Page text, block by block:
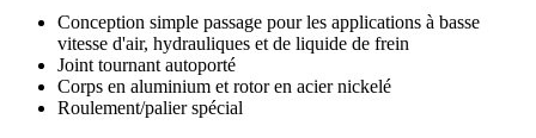
Conception simple passage pour les applications à basse
vitesse d'air, hydrauliques et de liquide de frein
Joint tournant autoporté
Corps en aluminium et rotor en acier nickelé
Roulement/palier spécial